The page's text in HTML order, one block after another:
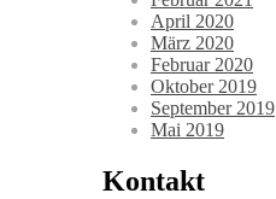
April 2020
März 2020
Februar 2020
Oktober 2019
September 2019
Mai 2019
Kontakt